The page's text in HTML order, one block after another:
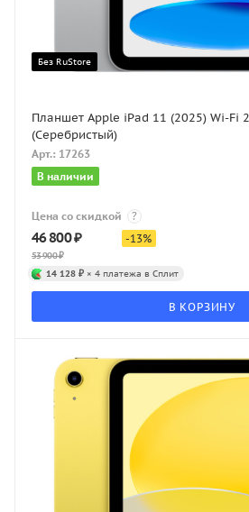
Без RuStore
Планшет Apple iPad 11 (2025) Wi-Fi
(Серебристый)
Арт.: 17263
В наличии
Цена со скидкой ?
46 800₽
53 900₽
-13%
14 128 ₽ × 4 платежа в Сплит
В КОРЗИНУ